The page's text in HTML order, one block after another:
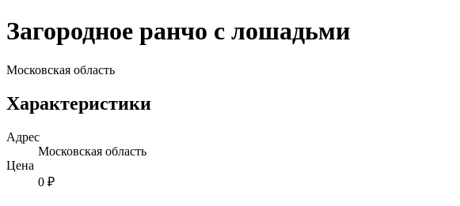
Загородное ранчо с лошадьми
Московская область
Характеристики
Адрес
Московская область
Цена
0 ₽